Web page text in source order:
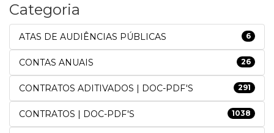
Categoria
ATAS DE AUDIÊNCIAS PÚBLICAS 6
CONTAS ANUAIS 26
CONTRATOS ADITIVADOS | DOC-PDF'S 291
CONTRATOS | DOC-PDF'S 1038